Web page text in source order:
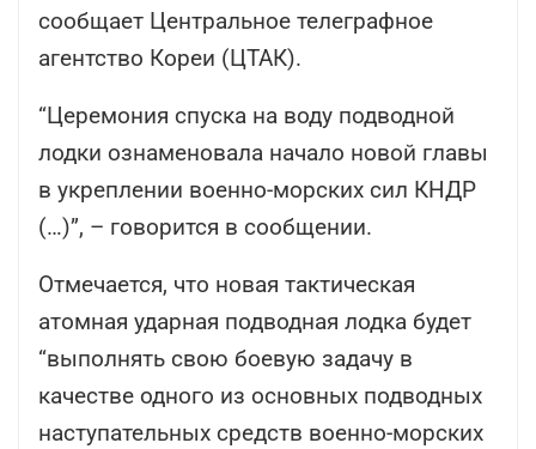
сообщает Центральное телеграфное
агентство Кореи (ЦТАК).
“Церемония спуска на воду подводной
лодки ознаменовала начало новой главы
в укреплении военно-морских сил КНДР
(…)”, – говорится в сообщении.
Отмечается, что новая тактическая
атомная ударная подводная лодка будет
“выполнять свою боевую задачу в
качестве одного из основных подводных
наступательных средств военно-морских